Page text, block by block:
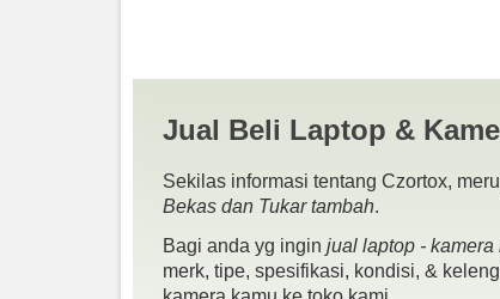
Jual Beli Laptop &
Sekilas informasi tentang Czortox,
Bekas dan Tukar tambah.
Bagi anda yg ingin jual laptop - kamera
merk, tipe, spesifikasi, kondisi, &